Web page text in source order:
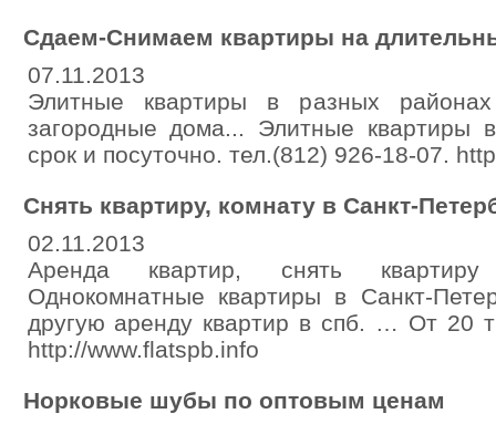
Сдаем-Снимаем квартиры на
07.11.2013
Элитные квартиры в разных районах
загородные дома... Элитные квартиры
срок и посуточно. тел.(812) 926-18-07.
Снять квартиру, комнату в Санкт-
02.11.2013
Аренда квартир, снять квартиру
Oднокомнатные квартиры в Санкт-
другую аренду квартир в спб. … От 20
http://www.flatspb.info
Норковые шубы по оптовым ценам